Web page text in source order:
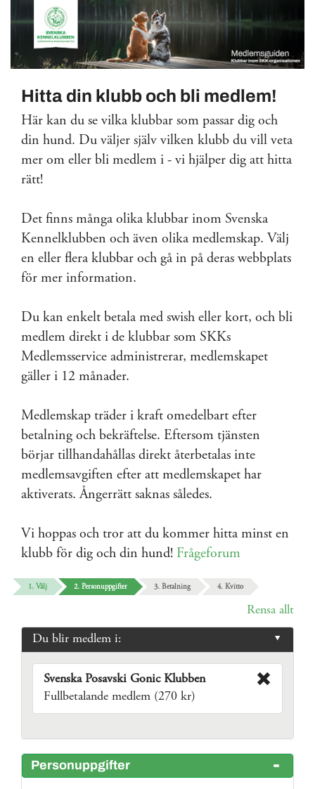
Hitta din klubb och bli medlem!
Här kan du se vilka klubbar som passar dig och
din hund. Du väljer själv vilken klubb du vill veta
mer om eller bli medlem i - vi hjälper dig att hitta
rätt!
Det finns många olika klubbar inom Svenska
Kennelklubben och även olika medlemskap. Välj
en eller flera klubbar och gå in på deras webbplats
för mer information.
Du kan enkelt betala med swish eller kort, och bli
medlem direkt i de klubbar som SKKs
Medlemsservice administrerar, medlemskapet
gäller i 12 månader.
Medlemskap träder i kraft omedelbart efter
betalning och bekräftelse. Eftersom tjänsten
börjar tillhandahållas direkt återbetalas inte
medlemsavgiften efter att medlemskapet har
aktiverats. Ångerrätt saknas således.
Vi hoppas och tror att du kommer hitta minst en
klubb för dig och din hund! Frågeforum
1. Välj 2. Personuppgifter 3. Betalning 4. Kvitto
Rensa allt
Du blir medlem i:
Svenska Posavski Gonic Klubben
Fullbetalande medlem (270 kr)
Personuppgifter